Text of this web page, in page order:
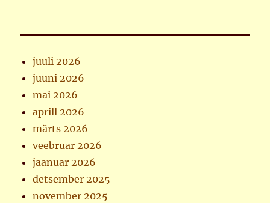
juuli 2026
juuni 2026
mai 2026
aprill 2026
märts 2026
veebruar 2026
jaanuar 2026
detsember 2025
november 2025